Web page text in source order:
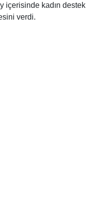
içerisinde kadın destek
verdi.